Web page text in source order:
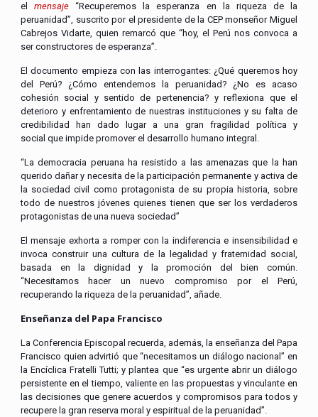
elmensaje “Recuperemos la esperanza en la riqueza de la
peruanidad”, suscrito por el presidente de la CEP monseñor Miguel
Cabrejos Vidarte, quien remarcó que “hoy, el Perú nos convoca a
ser constructores de esperanza”.
El documento empieza con las interrogantes: ¿Qué queremos hoy
del Perú? ¿Cómo entendemos la peruanidad? ¿No es acaso
cohesión social y sentido de pertenencia? y reflexiona que el
deterioro y enfrentamiento de nuestras instituciones y su falta de
credibilidad han dado lugar a una gran fragilidad política y
social que impide promover el desarrollo humano integral.
“La democracia peruana ha resistido a las amenazas que la han
querido dañar y necesita de la participación permanente y activa de
la sociedad civil como protagonista de su propia historia, sobre
todo de nuestros jóvenes quienes tienen que ser los verdaderos
protagonistas de una nueva sociedad”
El mensaje exhorta a romper con la indiferencia e insensibilidad e
invoca construir una cultura de la legalidad y fraternidad social,
basada en la dignidad y la promoción del bien común.
“Necesitamos hacer un nuevo compromiso por el Perú,
recuperando la riqueza de la peruanidad”, añade.
Enseñanza del Papa Francisco
La Conferencia Episcopal recuerda, además, la enseñanza del Papa
Francisco quien advirtió que “necesitamos un diálogo nacional” en
la Encíclica Fratelli Tutti; y plantea que “es urgente abrir un diálogo
persistente en el tiempo, valiente en las propuestas y vinculante en
las decisiones que genere acuerdos y compromisos para todos y
recupere la gran reserva moral y espiritual de la peruanidad”.